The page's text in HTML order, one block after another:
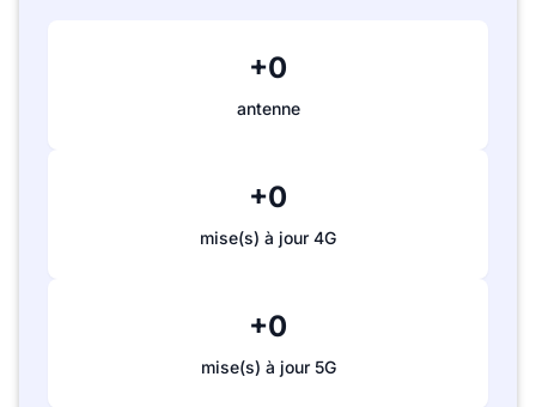
+0
antenne
+0
mise(s) à jour 4G
+0
mise(s) à jour 5G